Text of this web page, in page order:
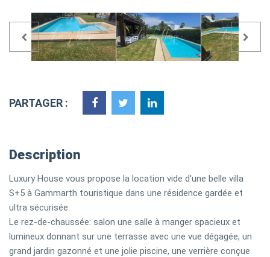
PARTAGER :
Description
Luxury House vous propose la location vide d'une belle villa
S+5 à Gammarth touristique dans une résidence gardée et
ultra sécurisée.
Le rez-de-chaussée: salon une salle à manger spacieux et
lumineux donnant sur une terrasse avec une vue dégagée, un
grand jardin gazonné et une jolie piscine, une verrière conçue